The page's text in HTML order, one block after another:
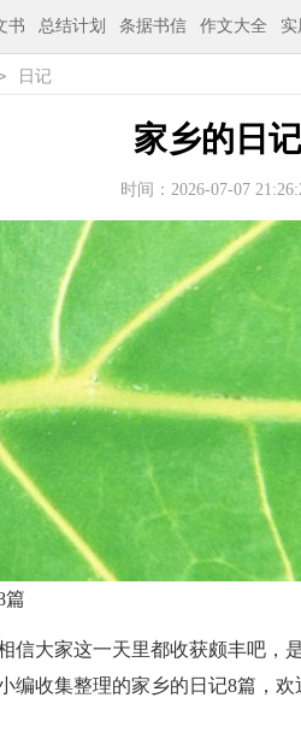
书 总结计划 条据书信 作文大全 实
日记
家乡的日记
时间：2026-07-07
篇
信大家这一天里都收获颇丰吧，
编收集整理的家乡的日记8篇，